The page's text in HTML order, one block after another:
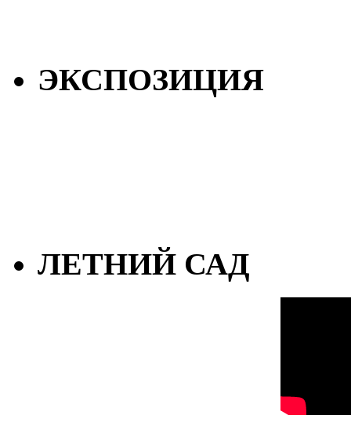
ЭКСПОЗИЦИЯ
ЛЕТНИЙ САД